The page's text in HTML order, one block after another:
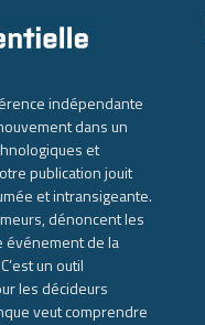
indépendante
dans un
et
publication jouit
et intransigeante.
dénoncent les
événement de la
un outil
les décideurs
veut comprendre